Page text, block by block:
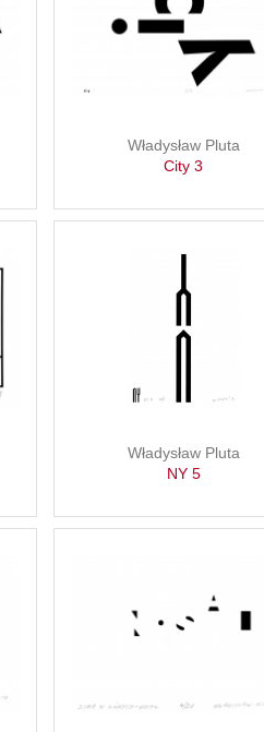
Władysław Pluta
City 3
Władysław Pluta
NY 5